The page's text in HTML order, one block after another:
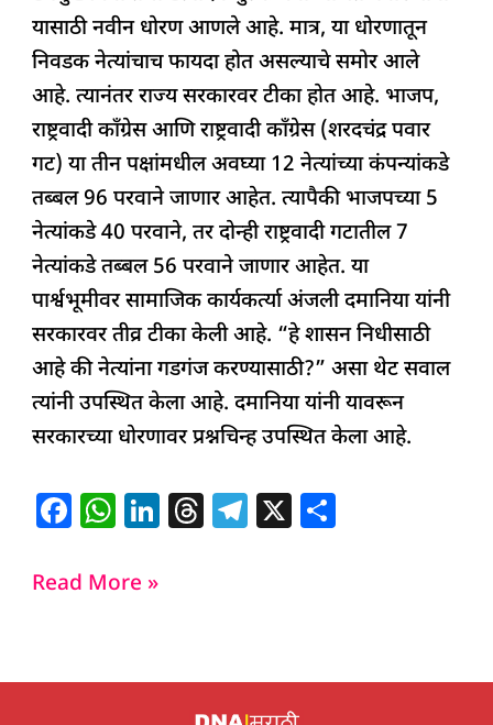
k
यासाठी नवीन धोरण आणले आहे. मात्र, या धोरणातून
निवडक नेत्यांचाच फायदा होत असल्याचे समोर आले
आहे. त्यानंतर राज्य सरकारवर टीका होत आहे. भाजप,
राष्ट्रवादी काँग्रेस आणि राष्ट्रवादी काँग्रेस (शरदचंद्र पवार
गट) या तीन पक्षांमधील अवघ्या 12 नेत्यांच्या कंपन्यांकडे
तब्बल 96 परवाने जाणार आहेत. त्यापैकी भाजपच्या 5
नेत्यांकडे 40 परवाने, तर दोन्ही राष्ट्रवादी गटातील 7
नेत्यांकडे तब्बल 56 परवाने जाणार आहेत. या
पार्श्वभूमीवर सामाजिक कार्यकर्त्या अंजली दमानिया यांनी
सरकारवर तीव्र टीका केली आहे. “हे शासन निधीसाठी
आहे की नेत्यांना गडगंज करण्यासाठी?” असा थेट सवाल
त्यांनी उपस्थित केला आहे. दमानिया यांनी यावरून
सरकारच्या धोरणावर प्रश्नचिन्ह उपस्थित केला आहे.
F
c
o
W
at
p
Li
n
T
s
T
m
X
Read More »